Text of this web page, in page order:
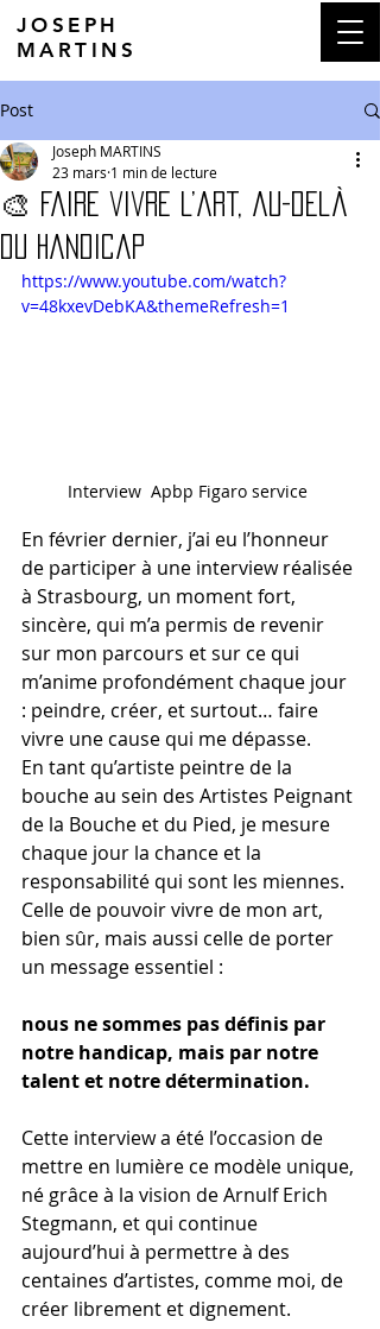
JOSEPH
MARTINS
Post
🎨 Faire vivre l’art, au-delà
du handicap
Joseph MARTINS
23 mars 1 min de lecture
https://www.youtube.com/watch?
v=48kxevDebKA&themeRefresh=1
Interview  Apbp Figaro service
En février dernier, j’ai eu l’honneur
de participer à une interview réalisée
à Strasbourg, un moment fort,
sincère, qui m’a permis de revenir
sur mon parcours et sur ce qui
m’anime profondément chaque jour
: peindre, créer, et surtout… faire
vivre une cause qui me dépasse.
En tant qu’artiste peintre de la
bouche au sein des Artistes Peignant
de la Bouche et du Pied, je mesure
chaque jour la chance et la
responsabilité qui sont les miennes.
Celle de pouvoir vivre de mon art,
bien sûr, mais aussi celle de porter
un message essentiel :
nous ne sommes pas définis par
notre handicap, mais par notre
talent et notre détermination.
Cette interview a été l’occasion de
mettre en lumière ce modèle unique,
né grâce à la vision de Arnulf Erich
Stegmann, et qui continue
aujourd’hui à permettre à des
centaines d’artistes, comme moi, de
créer librement et dignement.